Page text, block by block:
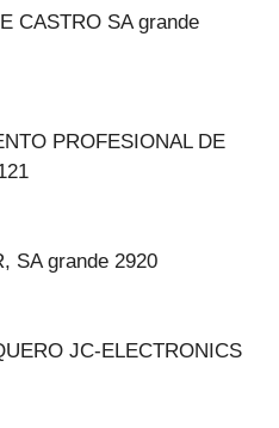
CASTRO SA grande
PROFESIONAL DE
SA grande 2920
JC-ELECTRONICS